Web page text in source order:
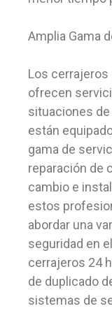
Amplia Gama
Los
ofrecen
situaciones
están
gama de
reparación de
cambio e
estos
abordar una
seguridad en
cerrajeros 24
de duplicado
sistemas de